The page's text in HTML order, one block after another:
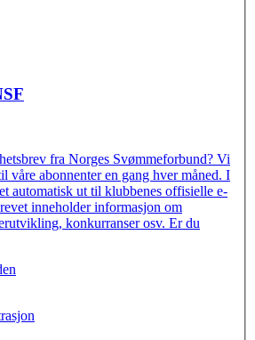
fra Norges Svømmeforbund? Vi
våre abonnenter en gang hver måned. I
automatisk ut til klubbenes offisielle e-
inneholder informasjon om
konkurranser osv. Er du